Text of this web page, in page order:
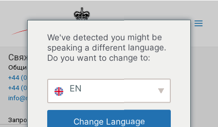
Свяжитесь с нами:
Общие вопросы:
+44 (0) 203 004 0605
+44 (0) 756 8580 993
info@missussr.co.uk
Запросы по спонсорству и маркетингу:
We've detected you might be
speaking a different language.
Do you want to change to:
EN
Change Language